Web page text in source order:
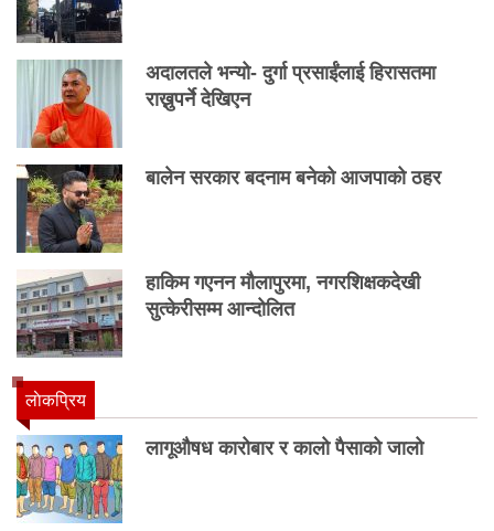
अदालतले भन्यो- दुर्गा प्रसाईंलाई हिरासतमा
राख्नुपर्ने देखिएन
बालेन सरकार बदनाम बनेको आजपाको ठहर
हाकिम गएनन मौलापुरमा, नगरशिक्षकदेखी
सुत्केरीसम्म आन्दोलित
लाेकप्रिय
लागूऔषध कारोबार र कालो पैसाको जालो